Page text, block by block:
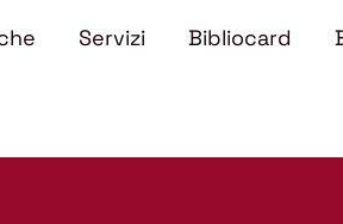
Servizi Bibliocard